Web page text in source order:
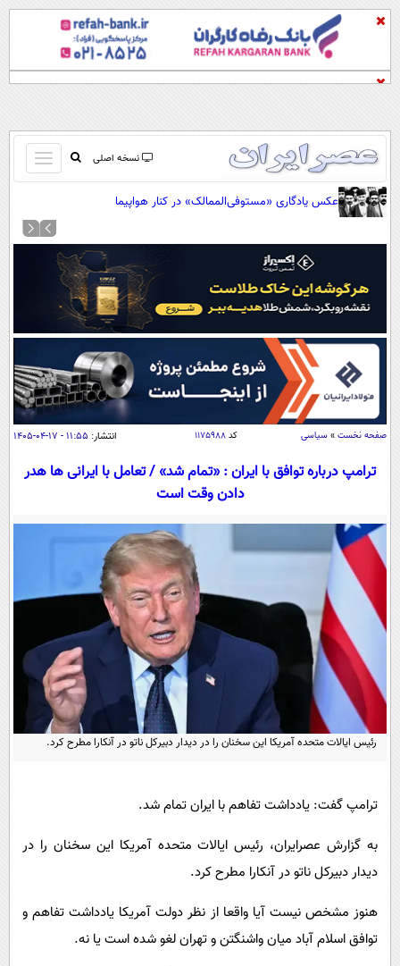
نسخه اصلی
باز
و
کردن
صفحه اول
آرشیو
نظرسنجی
آب و هوا
اوقات شرعی
پیوند ها
سواد زندگی
اقتصاد
اقتصادی
خودرو
جامعه
اجتماعی
سلامت
یک برش دانایی
محیط زیست
سفر و تفریح
ورزشی
بین الملل
سیاست خارجی
فرهنگ و هنر
علم و دانش
فناوری و It
اخبار کریپتو
قرآن
گوناگون
سرگرمی
مجله تصویری سلاح
فیلم
ورزش
سرگرمی
فناوری
گوناگون
حوادث
محیط زیست
عصر ایران 2
خواندنی ها و دیدنی ها
پیامک
روانشناسی
آشپزی
دانلود
آموزش زبان
عکس یادگاری «مستوفی‌الممالک» در کنار هواپیما
صفحه نخست » سیاسی کد۱۱۷۵۹۸۸ انتشار: ۱۱:۵۵ - ۱۷-۰۴-۱۴۰۵
ترامپ درباره توافق با ایران : «تمام شد» / تعامل با ایرانی ها هدر
دادن وقت است
رئیس ایالات متحده آمریکا این سخنان را در دیدار دبیرکل ناتو در آنکارا مطرح کرد.
ترامپ گفت: یادداشت تفاهم با ایران تمام شد.
به گزارش عصرایران، رئیس ایالات متحده آمریکا این سخنان را در
دیدار دبیرکل ناتو در آنکارا مطرح کرد.
هنوز مشخص نیست آیا واقعا از نظر دولت آمریکا یادداشت تفاهم و
توافق اسلام آباد میان واشنگتن و تهران لغو شده است یا نه.